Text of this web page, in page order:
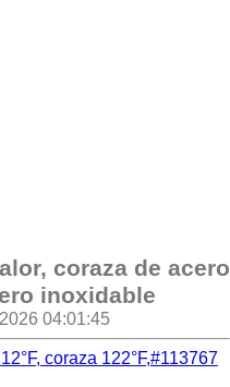
coraza de acero
inoxidable
04:01:45
coraza 122°F,#113767